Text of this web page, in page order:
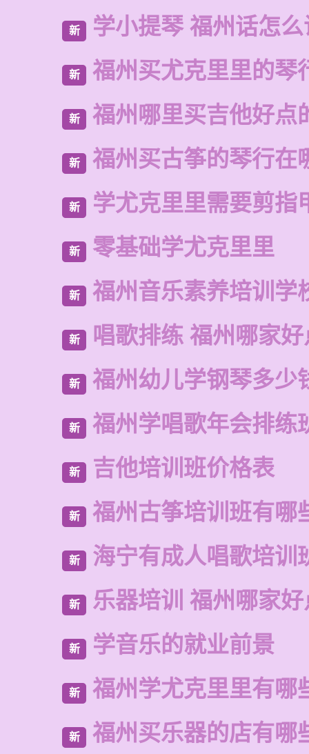
新 学小提琴 福州话怎
新 福州买尤克里里的琴
新 福州哪里买吉他好点
新 福州买古筝的琴行在
新 学尤克里里需要剪指
新 零基础学尤克里里
新 福州音乐素养培训学
新 唱歌排练 福州哪家
新 福州幼儿学钢琴多少
新 福州学唱歌年会排练
新 吉他培训班价格表
新 福州古筝培训班有哪
新 海宁有成人唱歌培训
新 乐器培训 福州哪家好
新 学音乐的就业前景
新 福州学尤克里里有哪
新 福州买乐器的店有哪